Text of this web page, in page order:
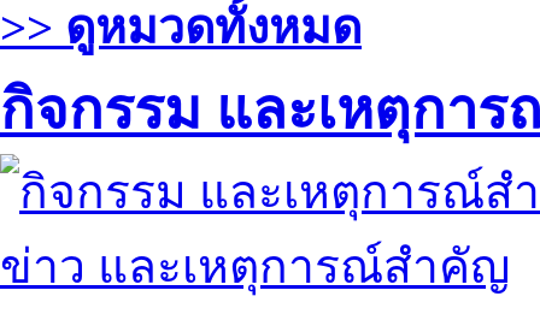
>> ดูหมวดทั้งหมด
กิจกรรม และเหตุกา
ข่าว และเหตุการณ์สำคัญ